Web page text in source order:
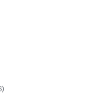
total
de
)